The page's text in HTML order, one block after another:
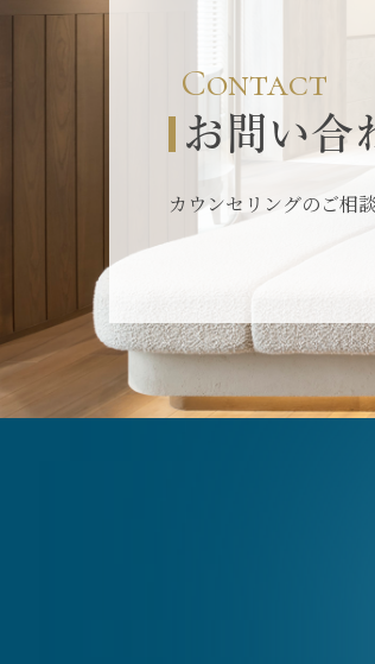
Contact
お問い合
カウンセリングのご相